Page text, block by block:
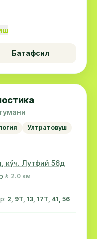
Батафсил
Ултратовуш
кўч. Лутфий 56д
🚶 2.0 км
2, 9Т, 13, 17Т, 41, 56